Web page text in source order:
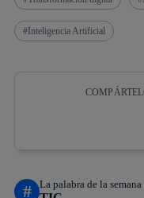
Inteligencia Artificial
# La palabra de la semana